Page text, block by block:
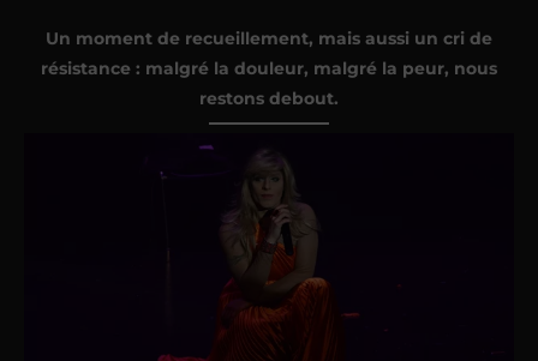
Un moment de recueillement, mais aussi un cri de
résistance : malgré la douleur, malgré la peur, nous
restons debout.